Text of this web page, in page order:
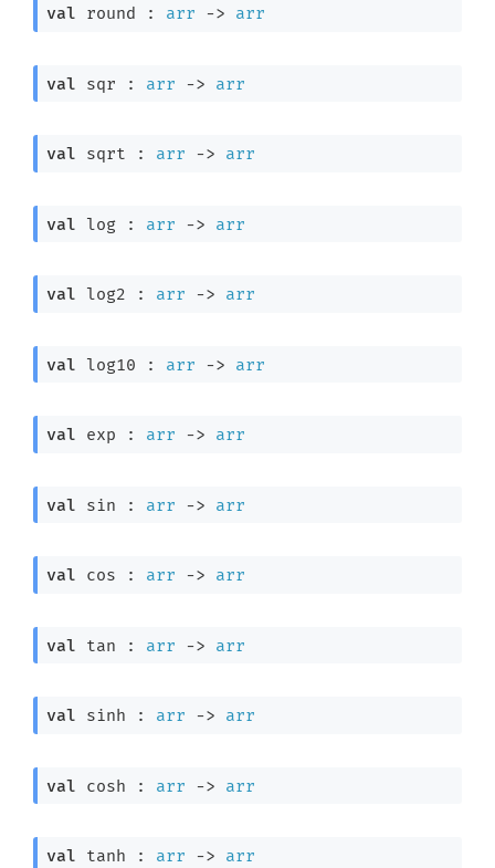
val round : arr -> arr
val sqr : arr -> arr
val sqrt : arr -> arr
val log : arr -> arr
val log2 : arr -> arr
val log10 : arr -> arr
val exp : arr -> arr
val sin : arr -> arr
val cos : arr -> arr
val tan : arr -> arr
val sinh : arr -> arr
val cosh : arr -> arr
val tanh : arr -> arr